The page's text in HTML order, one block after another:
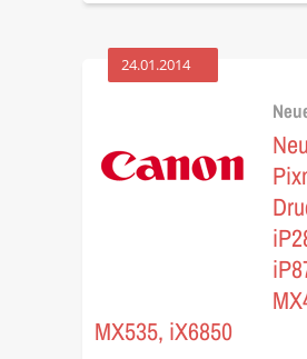
24.01.2014
MX535, iX6850